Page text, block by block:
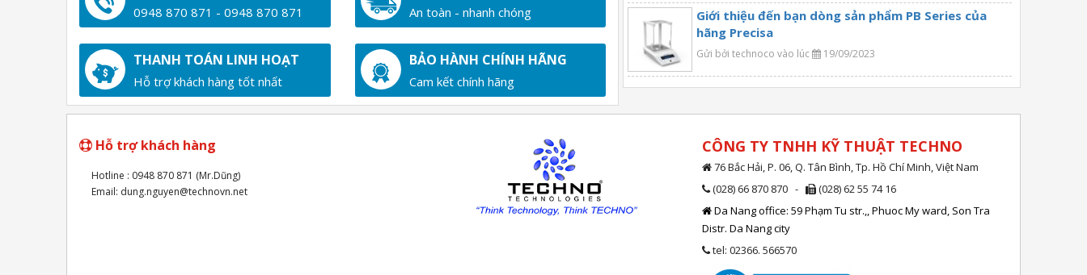
0948 870 871 - 0948 870 871 An toàn - nhanh chóng
THANH TOÁN LINH HOẠT
Hỗ trợ khách hàng tốt nhất
BẢO HÀNH CHÍNH HÃNG
Cam kết chính hãng
Giới thiệu đến bạn dòng sản phẩm PB Series của
hãng Precisa
Gửi bởi technoco vào lúc 19/09/2023
Hỗ trợ khách hàng
Hotline : 0948 870 871 (Mr.Dũng)
Email: dung.nguyen@technovn.net
CÔNG TY TNHH KỸ THUẬT TECHNO
76 Bắc Hải, P. 06, Q. Tân Bình, Tp. Hồ Chí Minh, Việt Nam
(028) 66 870 870 -
(028) 62 55 74 16
Da Nang office: 59 Phạm Tu str.,, Phuoc My ward, Son Tra
Distr. Da Nang city
tel: 02366. 566570